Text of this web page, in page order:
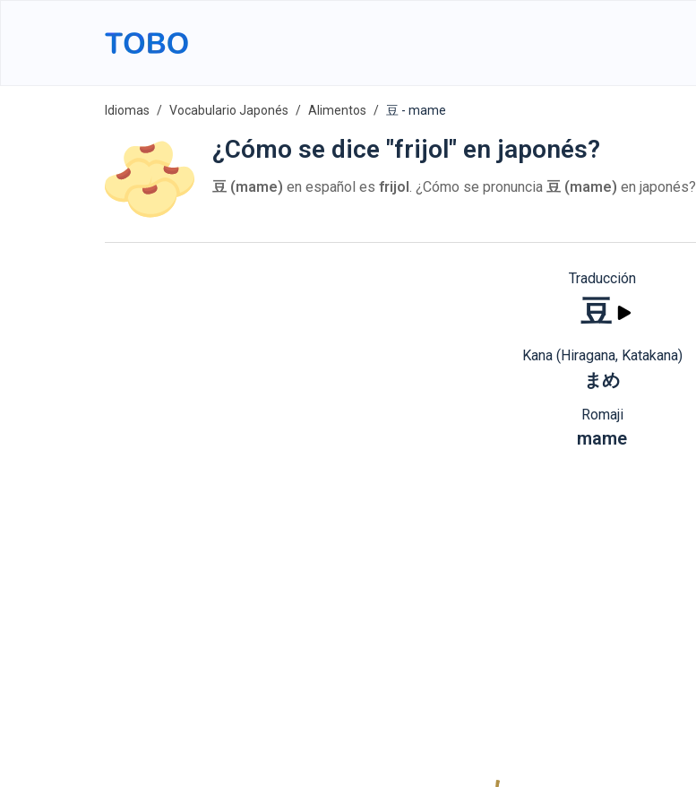
Idiomas Vocabulario Japonés Alimentos 豆 - mame
¿Cómo se dice "frijol" en japonés?
豆 (mame) en español es frijol. ¿Cómo se pronuncia 豆 (mame) en japonés?
Traducción
豆
Kana (Hiragana, Katakana)
まめ
Romaji
mame